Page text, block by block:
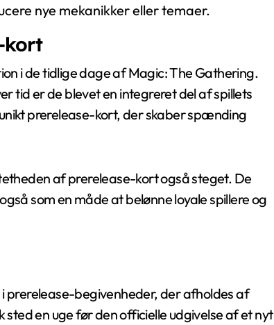
nye mekanikker eller temaer.
kort
i de tidlige dage af Magic: The Gathering.
tid er de blevet en integreret del af spillets
prerelease-kort, der skaber spænding
af prerelease-kort også steget. De
som en måde at belønne loyale spillere og
prerelease-begivenheder, der afholdes af
en uge før den officielle udgivelse af et nyt